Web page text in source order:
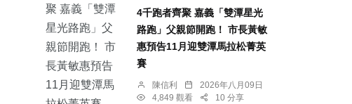
4千跑者齊聚 嘉義「雙潭星光
路跑」父親節開跑！ 市長黃敏
惠預告11月迎雙潭馬拉松菁英
賽
陳信利
2026年八月09日
4,849 觀看
10 分享